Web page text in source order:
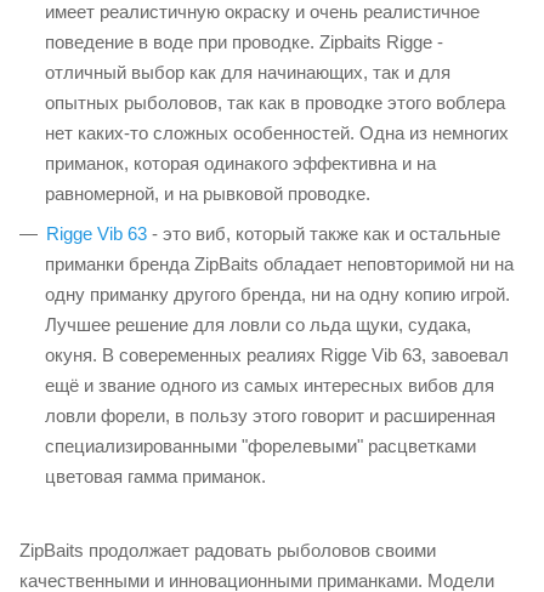
имеет реалистичную окраску и очень реалистичное
поведение в воде при проводке. Zipbaits Rigge -
отличный выбор как для начинающих, так и для
опытных рыболовов, так как в проводке этого воблера
нет каких-то сложных особенностей. Одна из немногих
приманок, которая одинакого эффективна и на
равномерной, и на рывковой проводке.
Rigge Vib 63 - это виб, который также как и остальные
приманки бренда ZipBaits обладает неповторимой ни на
одну приманку другого бренда, ни на одну копию игрой.
Лучшее решение для ловли со льда щуки, судака,
окуня. В совеременных реалиях Rigge Vib 63, завоевал
ещё и звание одного из самых интересных вибов для
ловли форели, в пользу этого говорит и расширенная
специализированными "форелевыми" расцветками
цветовая гамма приманок.
ZipBaits продолжает радовать рыболовов своими
качественными и инновационными приманками. Модели